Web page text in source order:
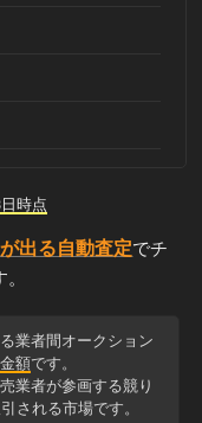
時点
出る自動査定でチ
業者間オークション
額です。
業者が参画する競り
される市場です。